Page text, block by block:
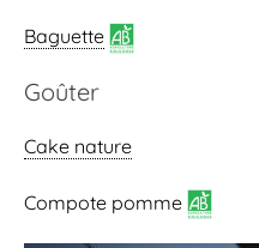
Baguette
Goûter
Cake nature
Compote pomme